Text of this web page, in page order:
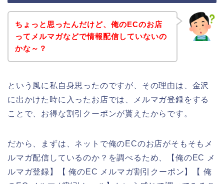
ちょっと思ったんだけど、俺のECのお店
ってメルマガなどで情報配信していないの
かな～？
という風に私自身思ったのですが、その理由は、金沢
に出かけた時に入ったお店では、メルマガ登録をする
ことで、お得な割引クーポンが貰えたからです。
だから、まずは、ネットで俺のECのお店がそもそもメ
ルマガ配信しているのか？を調べるため、【俺のEC メ
ルマガ登録】【 俺のEC メルマガ割引クーポン】【 俺